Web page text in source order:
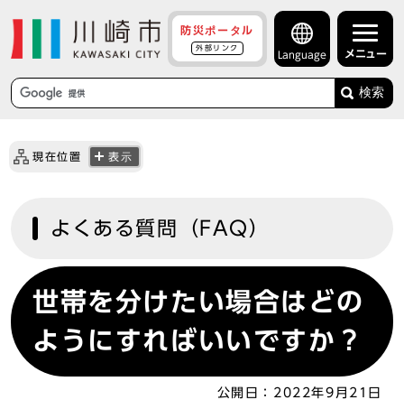
防災ポータル
外部リンク
Language メニュー
検索
現在位置 表示
よくある質問（FAQ）
世帯を分けたい場合はどの
ようにすればいいですか？
公開日： 2022年9月21日